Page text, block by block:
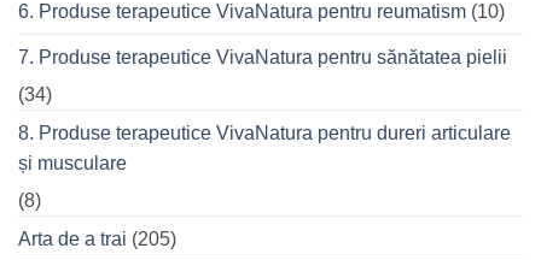
6. Produse terapeutice VivaNatura pentru reumatism (10)
7. Produse terapeutice VivaNatura pentru sănătatea pielii
(34)
8. Produse terapeutice VivaNatura pentru dureri articulare
și musculare
(8)
Arta de a trai (205)